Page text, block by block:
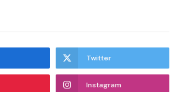
Twitter
Instagram